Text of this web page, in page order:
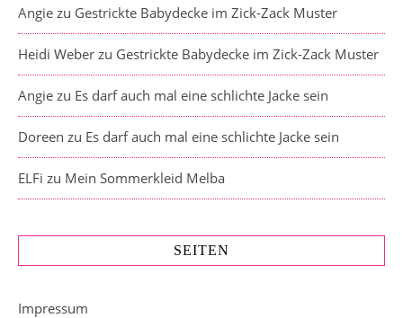
Angie zu Gestrickte Babydecke im Zick-Zack Muster
Heidi Weber zu Gestrickte Babydecke im Zick-Zack Muster
Angie zu Es darf auch mal eine schlichte Jacke sein
Doreen zu Es darf auch mal eine schlichte Jacke sein
ELFi zu Mein Sommerkleid Melba
SEITEN
Impressum